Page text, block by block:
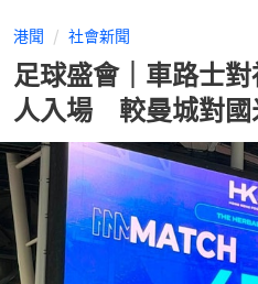
港聞 社會新聞
足球盛會｜車路士
人入場 較曼城對國